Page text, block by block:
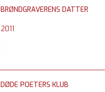
BRØNDGRAVERENS DATTER
2011
DØDE POETERS KLUB